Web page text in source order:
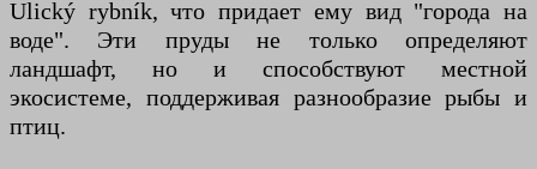
Ulický rybník, что придает ему вид "города на
воде". Эти пруды не только определяют
ландшафт, но и способствуют местной
экосистеме, поддерживая разнообразие рыбы и
птиц.